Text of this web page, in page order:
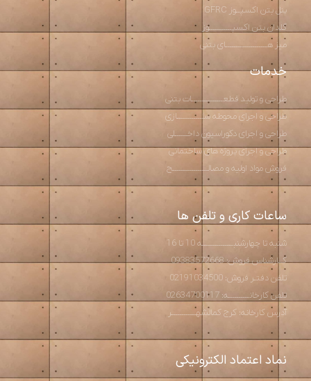
پنل بتن اکسپــوز GFRC
گلدان بتن اکسپـــــــــــوز
میز هــــــــــــــــــــای بتنی
خدمات
طراحی و تولید قطعـــــــــــــــات بتنی
طراحی و اجرای محوطه ســـــــــــــازی
طراحی و اجرای دکوراسیون داخــــــلی
طراحی و اجرای پروژه های ساختمانی
فروش مواد اولیه و مصالـــــــــــــــــح
ساعات کاری و تلفن ها
شنبه تا چهارشنبـــــــــــــــه 10 تا 16
کــارشناس فروش: 09383572668
تلفن دفتـر فروش: 02191034500
تلفن کارخانــــــــــه: 02634700117
آدرس کارخانه: کرج کمالشهــــــــــــر
نماد اعتماد الکترونیکی